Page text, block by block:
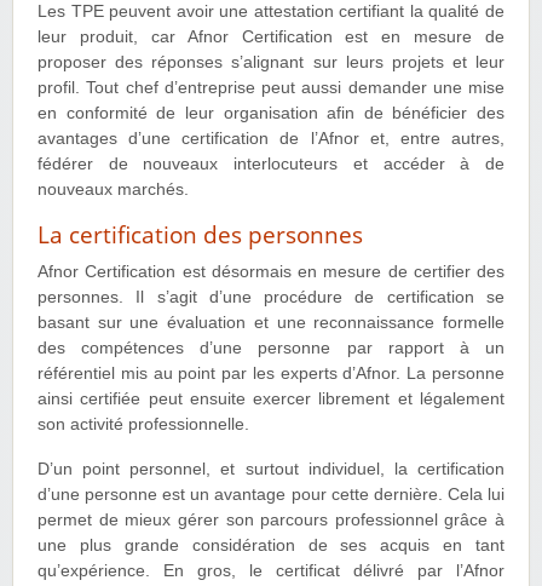
Les TPE peuvent avoir une attestation certifiant la qualité de
leur produit, car Afnor Certification est en mesure de
proposer des réponses s’alignant sur leurs projets et leur
profil. Tout chef d’entreprise peut aussi demander une mise
en conformité de leur organisation afin de bénéficier des
avantages d’une certification de l’Afnor et, entre autres,
fédérer de nouveaux interlocuteurs et accéder à de
nouveaux marchés.
La certification des personnes
Afnor Certification est désormais en mesure de certifier des
personnes. Il s’agit d’une procédure de certification se
basant sur une évaluation et une reconnaissance formelle
des compétences d’une personne par rapport à un
référentiel mis au point par les experts d’Afnor. La personne
ainsi certifiée peut ensuite exercer librement et légalement
son activité professionnelle.
D’un point personnel, et surtout individuel, la certification
d’une personne est un avantage pour cette dernière. Cela lui
permet de mieux gérer son parcours professionnel grâce à
une plus grande considération de ses acquis en tant
qu’expérience. En gros, le certificat délivré par l’Afnor